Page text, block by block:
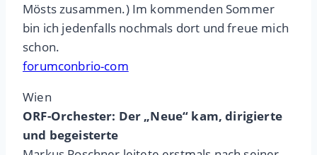
Mösts zusammen.) Im kommenden Sommer
bin ich jedenfalls nochmals dort und freue mich
schon.
forumconbrio-com
Wien
ORF-Orchester: Der „Neue“ kam, dirigierte
und begeisterte